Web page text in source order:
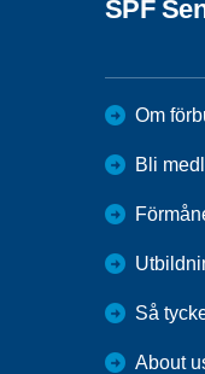
SPF
Om
Bli
Så
About